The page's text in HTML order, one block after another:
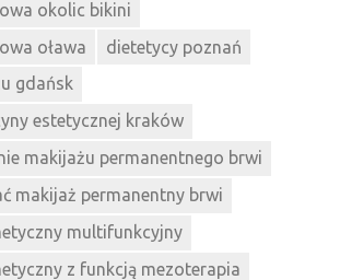
okolic bikini
oława
dietetycy poznań
gdańsk
estetycznej kraków
makijażu permanentnego brwi
makijaż permanentny brwi
multifunkcyjny
z funkcją mezoterapia